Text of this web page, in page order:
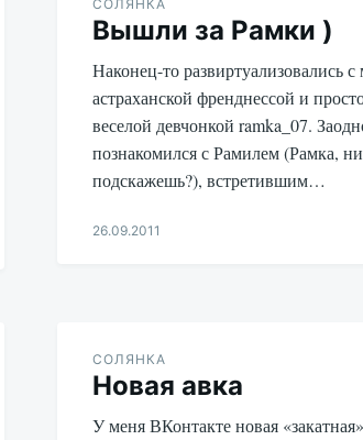
СОЛЯНКА
Вышли за Рамки )
Наконец-то развиртуализовались с
астраханской френднессой и
веселой девчонкой ramka_07.
познакомился с Рамилем (Рамка,
подскажешь?), встретившим…
26.09.2011
СОЛЯНКА
Новая авка
У меня ВКонтакте новая «закатная»